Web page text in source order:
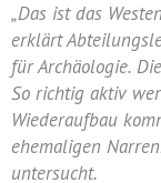
„Das ist das
erklärt
für Archäologie.
So richtig aktiv
Wiederaufbau
ehemaligen
untersucht.